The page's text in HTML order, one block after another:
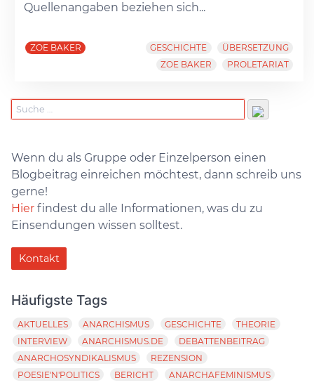
Quellenangaben beziehen sich...
ZOE BAKER GESCHICHTE
ÜBERSETZUNG
ZOE BAKER
PROLETARIAT
Wenn du als Gruppe oder Einzelperson einen
Blogbeitrag einreichen möchtest, dann schreib uns
gerne!
Hier findest du alle Informationen, was du zu
Einsendungen wissen solltest.
Kontakt
Häufigste Tags
AKTUELLES ANARCHISMUS GESCHICHTE
THEORIE
INTERVIEW
ANARCHISMUS.DE
DEBATTENBEITRAG
ANARCHOSYNDIKALISMUS
REZENSION
POESIE'N'POLITICS
BERICHT
ANARCHAFEMINISMUS